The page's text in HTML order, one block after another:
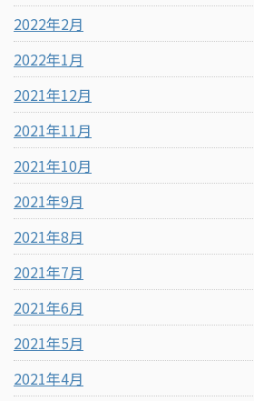
2022年2月
2022年1月
2021年12月
2021年11月
2021年10月
2021年9月
2021年8月
2021年7月
2021年6月
2021年5月
2021年4月